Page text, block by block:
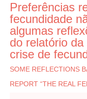
Preferências
fecundidade
algumas
do relatório da
crise de
SOME REFLECTIONS
REPORT “THE REAL